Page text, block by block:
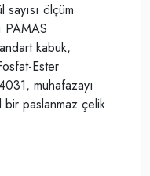
ölçüm
PAMAS
kabuk,
Ester
muhafazayı
bir paslanmaz çelik